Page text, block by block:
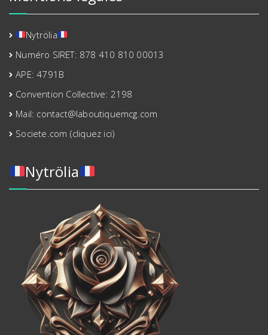
Nytrölia
Numéro SIRET: 878 410 810 00013
APE: 4791B
Convention Collective: 2198
Mail: contact@laboutiquemcg.com
Societe.com (cliquez ici)
Nytrölia